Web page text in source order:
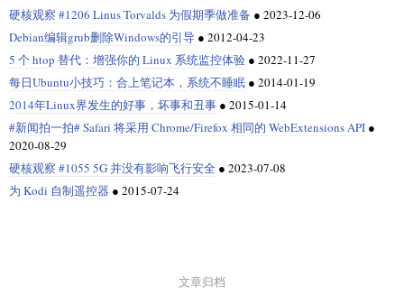
硬核观察 #1206 Linus Torvalds 为假期季做准备 ● 2023-12-06
Debian编辑grub删除Windows的引导 ● 2012-04-23
5 个 htop 替代：增强你的 Linux 系统监控体验 ● 2022-11-27
每日Ubuntu小技巧：合上笔记本，系统不睡眠 ● 2014-01-19
2014年Linux界发生的好事，坏事和丑事 ● 2015-01-14
#新闻拍一拍# Safari 将采用 Chrome/Firefox 相同的 WebExtensions API ●
2020-08-29
硬核观察 #1055 5G 并没有影响飞行安全 ● 2023-07-08
为 Kodi 自制遥控器 ● 2015-07-24
文章归档